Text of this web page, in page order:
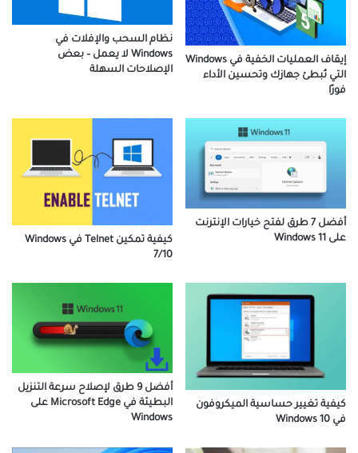
إيقاف العمليات الخفية في Windows
التي تُبطئ جهازك وتحسين الأداء
فورًا
نظام السحب والإفلات في
Windows لا يعمل – بعض
الإصلاحات السهلة
أفضل 7 طرق لفتح خيارات الإنترنت
على Windows 11
كيفية تمكين Telnet في Windows
7/10
كيفية تغيير حساسية الميكروفون
في Windows 10
أفضل 9 طرق لإصلاح سرعة التنزيل
البطيئة في Microsoft Edge على
Windows